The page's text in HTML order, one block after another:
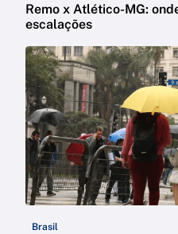
Remo x Atlético-MG:
escalações
Brasil